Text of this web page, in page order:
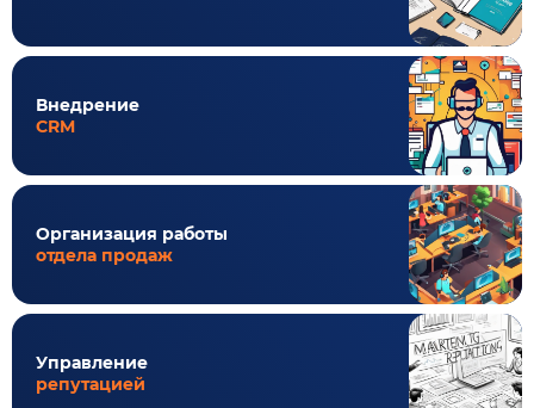
Внедрение
CRM
Организация работы
отдела продаж
Управление
репутацией